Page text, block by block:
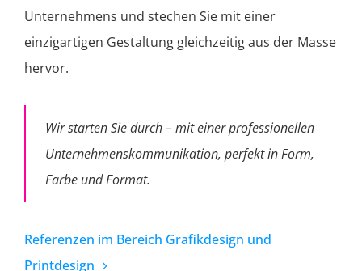
Unternehmens und stechen Sie mit einer
einzigartigen Gestaltung gleichzeitig aus der Masse
hervor.
Wir starten Sie durch – mit einer professionellen
Unternehmens­kommunikation, perfekt in Form,
Farbe und Format.
Referenzen im Bereich Grafikdesign und
Printdesign